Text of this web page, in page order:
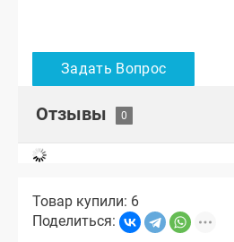
Отзывы
Товар купили: 6
Поделиться: